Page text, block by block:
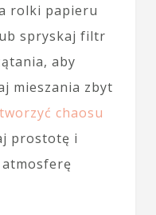
rolki papieru
spryskaj filtr
aby
mieszania zbyt
chaosu
prostotę i